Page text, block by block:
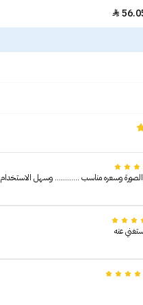

وسعره مناسب ............ وسهل الاستخدام
عنه